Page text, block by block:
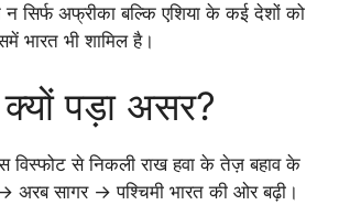
सिर्फ अफ्रीका बल्कि एशिया के कई देशों को
भारत भी शामिल है।
पड़ा असर?
विस्फोट से निकली राख हवा के तेज़ बहाव के
अरब सागर → पश्चिमी भारत की ओर बढ़ी।